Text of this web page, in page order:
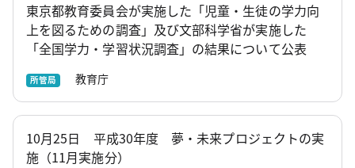
東京都教育委員会が実施した「児童・生徒の学力向
上を図るための調査」及び文部科学省が実施した
「全国学力・学習状況調査」の結果について公表
所管局 教育庁
10月25日 平成30年度 夢・未来プロジェクトの実
施（11月実施分）